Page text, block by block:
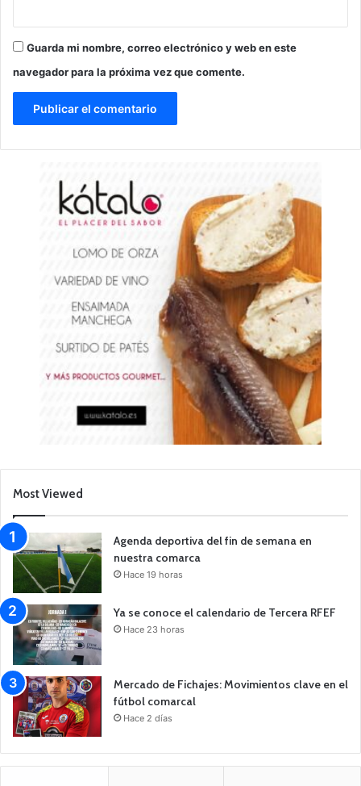
Guarda mi nombre, correo electrónico y web en este
navegador para la próxima vez que comente.
Most Viewed
Agenda deportiva del fin de semana en
nuestra comarca
Hace 19 horas
Ya se conoce el calendario de Tercera RFEF
Hace 23 horas
Mercado de Fichajes: Movimientos clave en el
fútbol comarcal
Hace 2 días